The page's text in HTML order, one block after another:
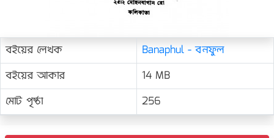
বইয়ের লেখক
Banaphul - বনফুল
বইয়ের আকার
14 MB
মোট পৃষ্ঠা
256